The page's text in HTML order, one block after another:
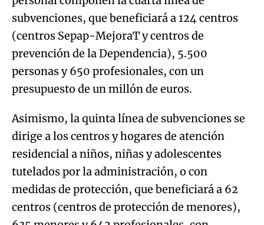
subvenciones, que beneficiará a 124 centros
(centros Sepap-MejoraT y centros de
prevención de la Dependencia), 5.500
personas y 650 profesionales, con un
presupuesto de un millón de euros.
Asimismo, la quinta línea de subvenciones se
dirige a los centros y hogares de atención
residencial a niños, niñas y adolescentes
tutelados por la administración, o con
medidas de protección, que beneficiará a 62
centros (centros de protección de menores),